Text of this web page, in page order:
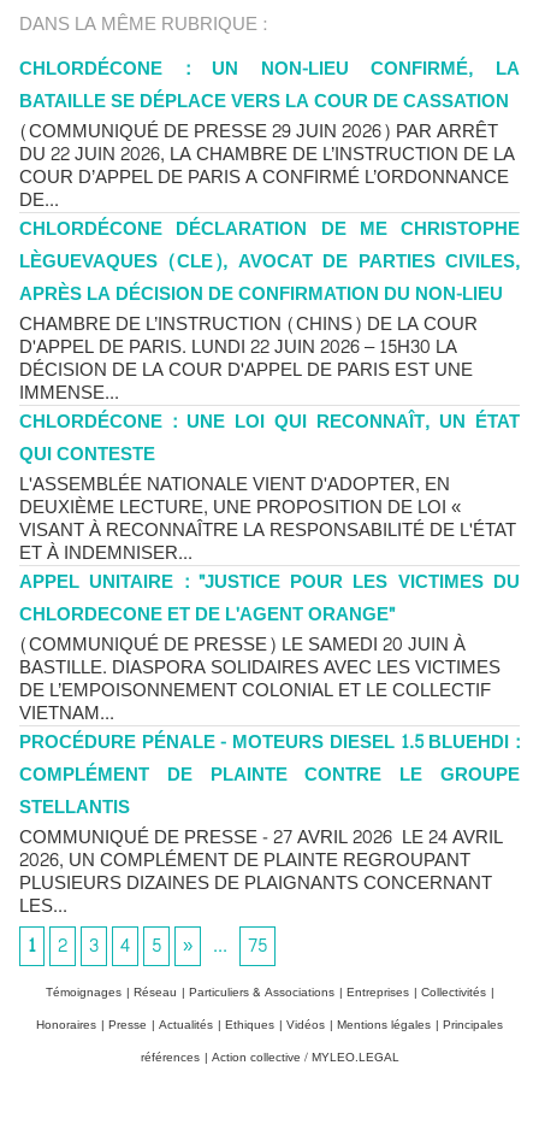
DANS LA MÊME RUBRIQUE :
CHLORDÉCONE : UN NON-LIEU CONFIRMÉ, LA
BATAILLE SE DÉPLACE VERS LA COUR DE CASSATION
(COMMUNIQUÉ DE PRESSE 29 JUIN 2026) PAR ARRÊT
DU 22 JUIN 2026, LA CHAMBRE DE L’INSTRUCTION DE LA
COUR D’APPEL DE PARIS A CONFIRMÉ L’ORDONNANCE
DE...
CHLORDÉCONE DÉCLARATION DE ME CHRISTOPHE
LÈGUEVAQUES (CLE), AVOCAT DE PARTIES CIVILES,
APRÈS LA DÉCISION DE CONFIRMATION DU NON-LIEU
CHAMBRE DE L’INSTRUCTION (CHINS) DE LA COUR
D'APPEL DE PARIS. LUNDI 22 JUIN 2026 – 15H30 LA
DÉCISION DE LA COUR D'APPEL DE PARIS EST UNE
IMMENSE...
CHLORDÉCONE : UNE LOI QUI RECONNAÎT, UN ÉTAT
QUI CONTESTE
L'ASSEMBLÉE NATIONALE VIENT D'ADOPTER, EN
DEUXIÈME LECTURE, UNE PROPOSITION DE LOI «
VISANT À RECONNAÎTRE LA RESPONSABILITÉ DE L'ÉTAT
ET À INDEMNISER...
APPEL UNITAIRE : "JUSTICE POUR LES VICTIMES DU
CHLORDECONE ET DE L'AGENT ORANGE"
(COMMUNIQUÉ DE PRESSE) LE SAMEDI 20 JUIN À
BASTILLE. DIASPORA SOLIDAIRES AVEC LES VICTIMES
DE L’EMPOISONNEMENT COLONIAL ET LE COLLECTIF
VIETNAM...
PROCÉDURE PÉNALE - MOTEURS DIESEL 1.5 BLUEHDI :
COMPLÉMENT DE PLAINTE CONTRE LE GROUPE
STELLANTIS
COMMUNIQUÉ DE PRESSE - 27 AVRIL 2026 LE 24 AVRIL
2026, UN COMPLÉMENT DE PLAINTE REGROUPANT
PLUSIEURS DIZAINES DE PLAIGNANTS CONCERNANT
LES...
1
2 3 4 5 » ... 75
Témoignages | Réseau | Particuliers & Associations | Entreprises | Collectivités |
Honoraires | Presse | Actualités | Ethiques | Vidéos | Mentions légales | Principales
références | Action collective / MYLEO.LEGAL